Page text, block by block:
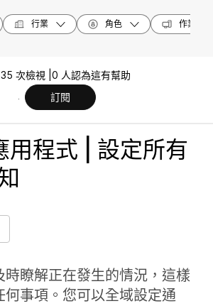
行業 角色 作業系統
次檢視 | 0 人認為這有幫助
訂閱
程式 | 設定所有
時瞭解正在發生的情況，這樣
何事項。您可以全域設定通